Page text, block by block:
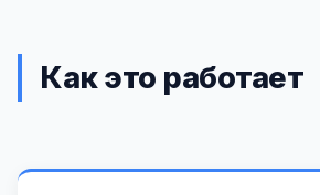
Как это работает